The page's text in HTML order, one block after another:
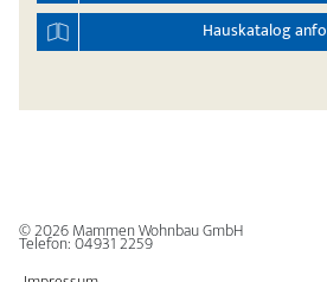
Hauskatalog
© 2026Mammen Wohnbau GmbH
Telefon:04931 2259